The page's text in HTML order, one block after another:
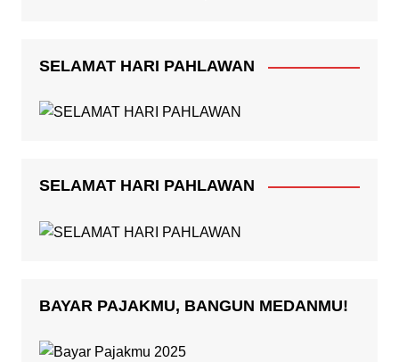
SELAMAT HARI PAHLAWAN
SELAMAT HARI PAHLAWAN
BAYAR PAJAKMU, BANGUN MEDANMU!